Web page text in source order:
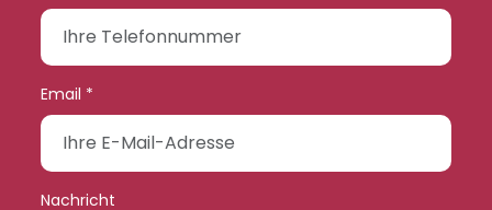
Email *
Nachricht